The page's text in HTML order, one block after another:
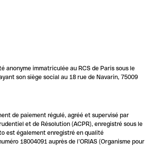
anonyme immatriculée au RCS de Paris sous le
son siège social au 18 rue de Navarin, 75009
de paiement régulé, agréé et supervisé par
et de Résolution (ACPR), enregistré sous le
est également enregistré en qualité
18004091 auprès de l’ORIAS (Organisme pour